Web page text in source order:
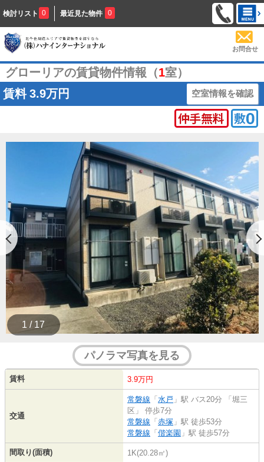
検討リスト 0 最近見た物件 0
お問合せ
グローリアの賃貸物件情報（1室）
賃料 3.9万円 空室情報を確認
1 / 17
パノラマ写真を見る
賃料 3.9万円
交通
常磐線 「水戸 」駅 バス20分 「堀三
区」 停歩7分
常磐線 「赤塚 」駅 徒歩53分
常磐線 「偕楽園 」駅 徒歩57分
間取り(面積) 1K(20.28㎡)